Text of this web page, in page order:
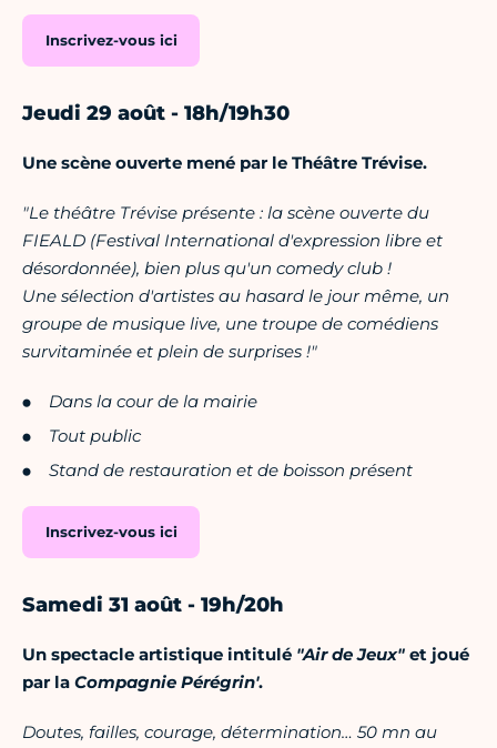
Inscrivez-vous ici
Jeudi 29 août - 18h/19h30
Une scène ouverte mené par le Théâtre Trévise.
"Le théâtre Trévise présente : la scène ouverte du
FIEALD (Festival International d'expression libre et
désordonnée), bien plus qu'un comedy club !
Une sélection d'artistes au hasard le jour même, un
groupe de musique live, une troupe de comédiens
survitaminée et plein de surprises !"
Dans la cour de la mairie
Tout public
Stand de restauration et de boisson présent
Inscrivez-vous ici
Samedi 31 août - 19h/20h
Un spectacle artistique intitulé "Air de Jeux" et joué
par la Compagnie Pérégrin'.
Doutes, failles, courage, détermination… 50 mn au